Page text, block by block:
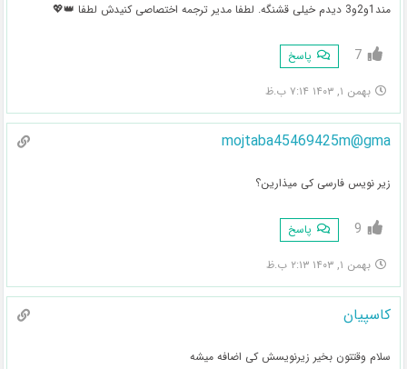
مند1و2و3 دیدم خیلی قشنگه. لطفا مدیر ترجمه اختصاصی کنیدش لطفا 👑💖
7 پاسخ
بهمن ۱, ۱۴۰۳ ۷:۱۴ ب.ظ
mojtaba45469425m@gma
زیر نویس فارسی کی میذارین؟
9 پاسخ
بهمن ۱, ۱۴۰۳ ۲:۱۳ ب.ظ
کاسپیان
سلام وقتتون بخیر زیرنویسش کی اضافه میشه